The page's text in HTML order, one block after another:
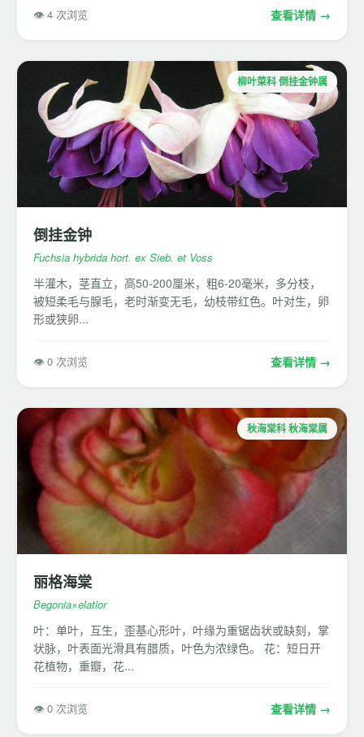
👁 4 次浏览 查看详情 →
柳叶菜科 倒挂金钟属
倒挂金钟
Fuchsia hybrida hort. ex Sieb. et Voss
半灌木，茎直立，高50-200厘米，粗6-20毫米，多分枝，
被短柔毛与腺毛，老时渐变无毛，幼枝带红色。叶对生，卵
形或狭卵...
👁 0 次浏览 查看详情 →
秋海棠科 秋海棠属
丽格海棠
Begonia×elatior
叶：单叶，互生，歪基心形叶，叶缘为重锯齿状或缺刻，掌
状脉，叶表面光滑具有腊质，叶色为浓绿色。 花：短日开
花植物，重瓣，花...
👁 0 次浏览 查看详情 →